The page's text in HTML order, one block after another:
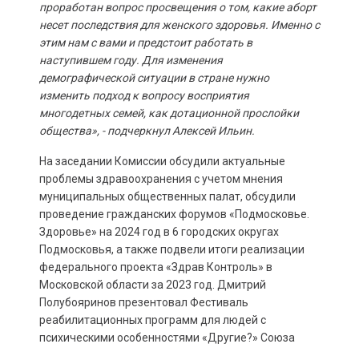
проработан вопрос просвещения о том, какие аборт
несет последствия для женского здоровья. Именно с
этим нам с вами и предстоит работать в
наступившем году. Для изменения
демографической ситуации в стране нужно
изменить подход к вопросу восприятия
многодетных семей, как дотационной прослойки
общества», - подчеркнул Алексей Ильин.
На заседании Комиссии обсудили актуальные
проблемы здравоохранения с учетом мнения
муниципальных общественных палат, обсудили
проведение гражданских форумов «Подмосковье.
Здоровье» на 2024 год в 6 городских округах
Подмосковья, а также подвели итоги реализации
федерального проекта «Здрав Контроль» в
Московской области за 2023 год. Дмитрий
Полубояринов презентовал Фестиваль
реабилитационных программ для людей с
психическими особенностями «Другие?» Союза